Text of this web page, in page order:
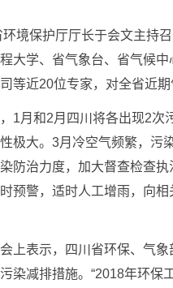
境保护厅厅长于会文主持
大学、省气象台、省气候
等近20位专家，对全省近
月和2月四川将各出现2次
极大。3月冷空气频繁，污
防治力度，加大督查检查
预警，适时人工增雨，向
表示，四川省环保、气象
染减排措施。“2018年环保